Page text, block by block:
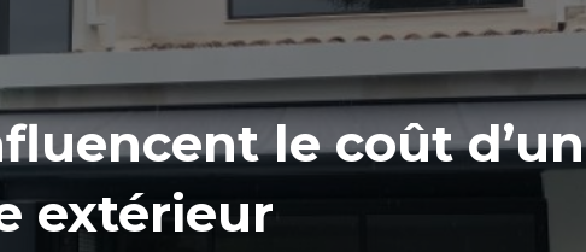
le coût d’un
extérieur